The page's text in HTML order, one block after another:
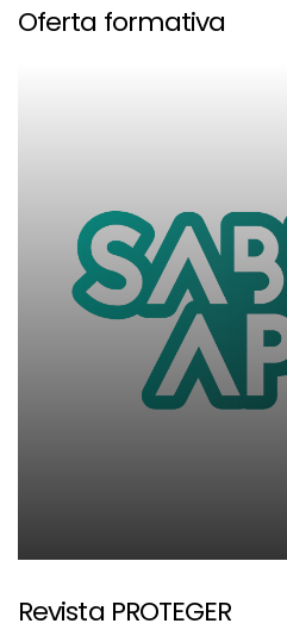
Oferta formativa
Revista PROTEGER